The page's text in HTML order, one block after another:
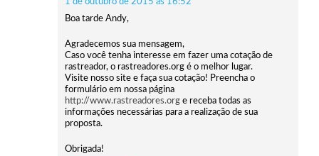
1 de outubro de 2015 às 16:52
Boa tarde Andy,
Agradecemos sua mensagem,
Caso você tenha interesse em fazer uma cotação de
rastreador, o rastreadores.org é o melhor lugar.
Visite nosso site e faça sua cotação! Preencha o
formulário em nossa página
http://www.rastreadores.org e receba todas as
informações necessárias para a realização de sua
proposta.
Obrigada!